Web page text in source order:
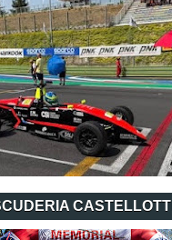
CASTELLOTTI